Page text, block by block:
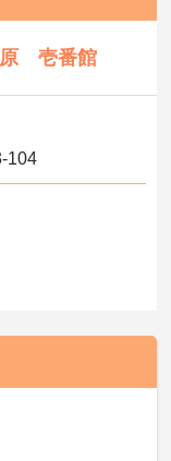
原 壱番館
104